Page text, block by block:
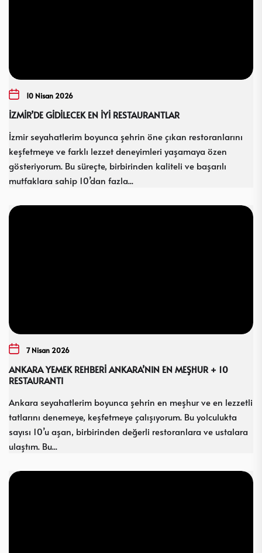
10 Nisan 2026
İZMİR’DE GİDİLECEK EN İYİ RESTAURANTLAR
İzmir seyahatlerim boyunca şehrin öne çıkan restoranlarını
keşfetmeye ve farklı lezzet deneyimleri yaşamaya özen
gösteriyorum. Bu süreçte, birbirinden kaliteli ve başarılı
mutfaklara sahip 10’dan fazla...
7 Nisan 2026
ANKARA YEMEK REHBERİ ANKARA’NIN EN MEŞHUR + 10
RESTAURANTI
Ankara seyahatlerim boyunca şehrin en meşhur ve en lezzetli
tatlarını denemeye, keşfetmeye çalışıyorum. Bu yolculukta
sayısı 10’u aşan, birbirinden değerli restoranlara ve ustalara
ulaştım. Bu...